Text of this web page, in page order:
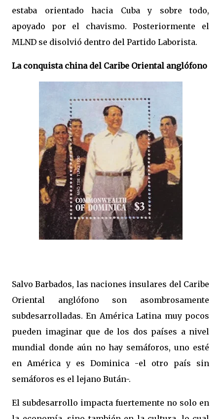
estaba orientado hacia Cuba y sobre todo,
apoyado por el chavismo. Posteriormente el
MLND se disolvió dentro del Partido Laborista.
La conquista china del Caribe Oriental anglófono
Salvo Barbados, las naciones insulares del Caribe
Oriental anglófono son asombrosamente
subdesarrolladas. En América Latina muy pocos
pueden imaginar que de los dos países a nivel
mundial donde aún no hay semáforos, uno esté
en América y es Dominica -el otro país sin
semáforos es el lejano Bután-.
El subdesarrollo impacta fuertemente no solo en